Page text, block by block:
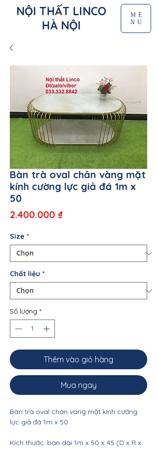
NỘI THẤT LINCO
HÀ NỘI
ME
NU
Bàn trà oval chân vàng mặt
kính cường lực giả đá 1m x
50
2.400.000 ₫Giá
Size *
Chất liệu *
Số lượng *
Thêm vào giỏ hàng
Mua ngay
Bàn trà oval chân vàng mặt kính cường
lực giả đá 1m x 50
Kích thước: bàn dài 1m x 50 x 45 (D x R x